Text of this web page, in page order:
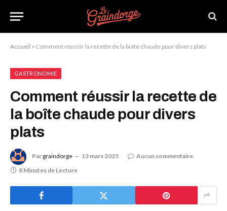
Accueil » Comment réussir la recette de la boîte chaude pour divers plats
GASTRONOMIE
Comment réussir la recette de
la boîte chaude pour divers
plats
Par graindorge 13 mars 2025
Aucun commentaire
8 Minutes de Lecture